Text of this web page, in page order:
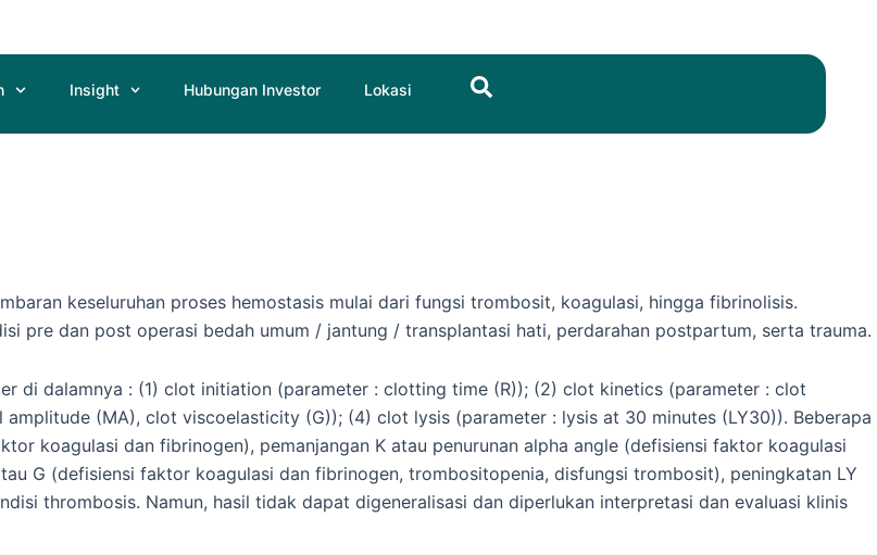
Insight Hubungan Investor Lokasi
keseluruhan proses hemostasis mulai dari fungsi trombosit, koagulasi, hingga fibrinolisis.
pre dan post operasi bedah umum / jantung / transplantasi hati, perdarahan postpartum, serta trauma.
di dalamnya : (1) clot initiation (parameter : clotting time (R)); (2) clot kinetics (parameter : clot
(MA), clot viscoelasticity (G)); (4) clot lysis (parameter : lysis at 30 minutes (LY30)). Beberapa
koagulasi dan fibrinogen), pemanjangan K atau penurunan alpha angle (defisiensi faktor koagulasi
G (defisiensi faktor koagulasi dan fibrinogen, trombositopenia, disfungsi trombosit), peningkatan LY
thrombosis. Namun, hasil tidak dapat digeneralisasi dan diperlukan interpretasi dan evaluasi klinis